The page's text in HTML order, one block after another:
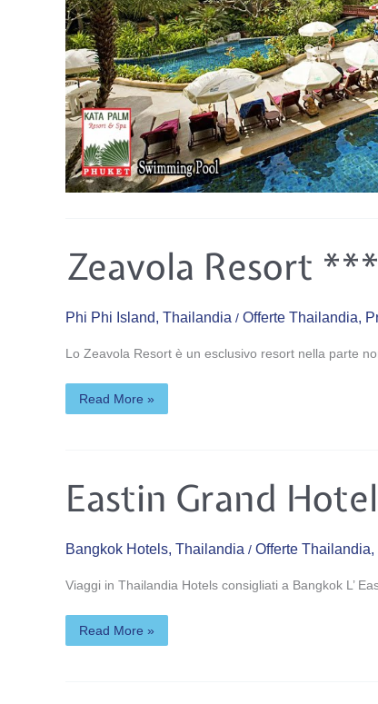
Zeavola Resort
Phi Phi Island, Thailandia / Offerte Thailandia,
Lo Zeavola Resort è un esclusivo resort nella parte
Resort
*****
Read More »
Eastin Grand
Bangkok Hotels, Thailandia / Offerte Thailandia,
Viaggi in Thailandia Hotels consigliati a Bangkok L’
Grand
Hotel
Read More »